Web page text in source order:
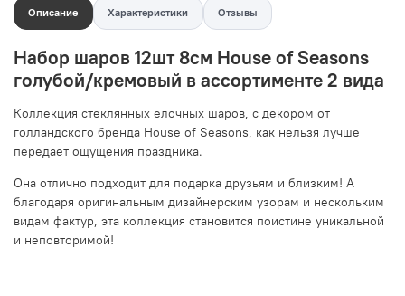
Описание Характеристики Отзывы
Набор шаров 12шт 8см House of Seasons
голубой/кремовый в ассортименте 2 вида
Коллекция стеклянных елочных шаров, с декором от
голландского бренда House of Seasons, как нельзя лучше
передает ощущения праздника.
Она отлично подходит для подарка друзьям и близким! А
благодаря оригинальным дизайнерским узорам и нескольким
видам фактур, эта коллекция становится поистине уникальной
и неповторимой!